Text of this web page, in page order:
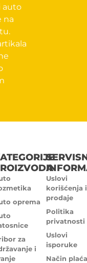
auto
na
oprema
za
i
Uslovi
korišćenja i
prodaje
Politika
privatnosti
Uslovi
isporuke
Način